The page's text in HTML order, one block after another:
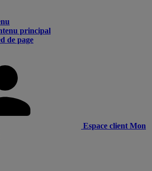
principal
de page
Espace client Mon